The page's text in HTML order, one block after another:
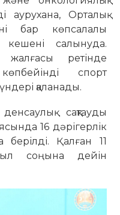
аурухана, Орталық
бар көпсалалы
кешені салынуда.
ретінде
спорт
қаланады.
сақтауды
16 дәрігерлік
берілді. Қалған 11
соңына дейін